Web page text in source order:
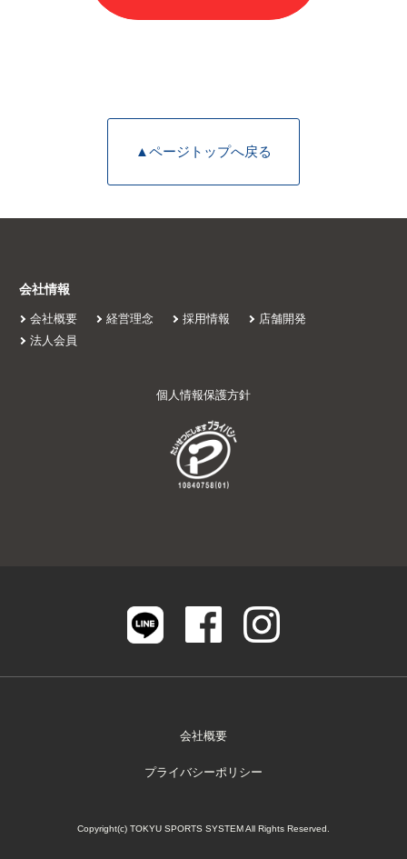
▲ページトップへ戻る
会社情報
会社概要 経営理念 採用情報
店舗開発
法人会員
個人情報保護方針
会社概要
プライバシーポリシー
Copyright(c) TOKYU SPORTS SYSTEM All Rights Reserved.